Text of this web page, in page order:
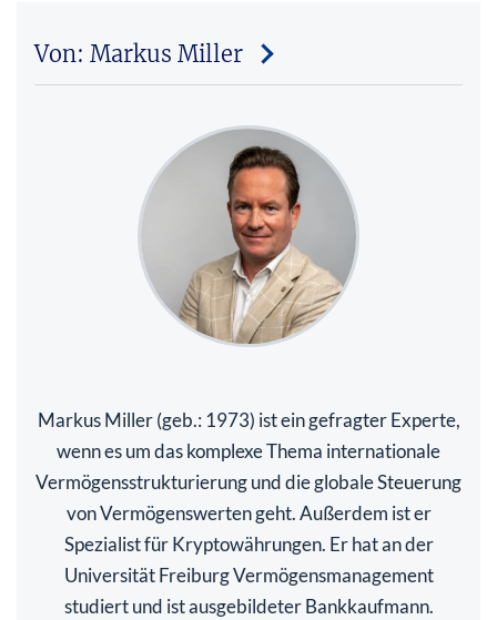
Von: Markus Miller
Markus Miller (geb.: 1973) ist ein gefragter Experte,
wenn es um das komplexe Thema internationale
Vermögensstrukturierung und die globale Steuerung
von Vermögenswerten geht. Außerdem ist er
Spezialist für Kryptowährungen. Er hat an der
Universität Freiburg Vermögensmanagement
studiert und ist ausgebildeter Bankkaufmann.